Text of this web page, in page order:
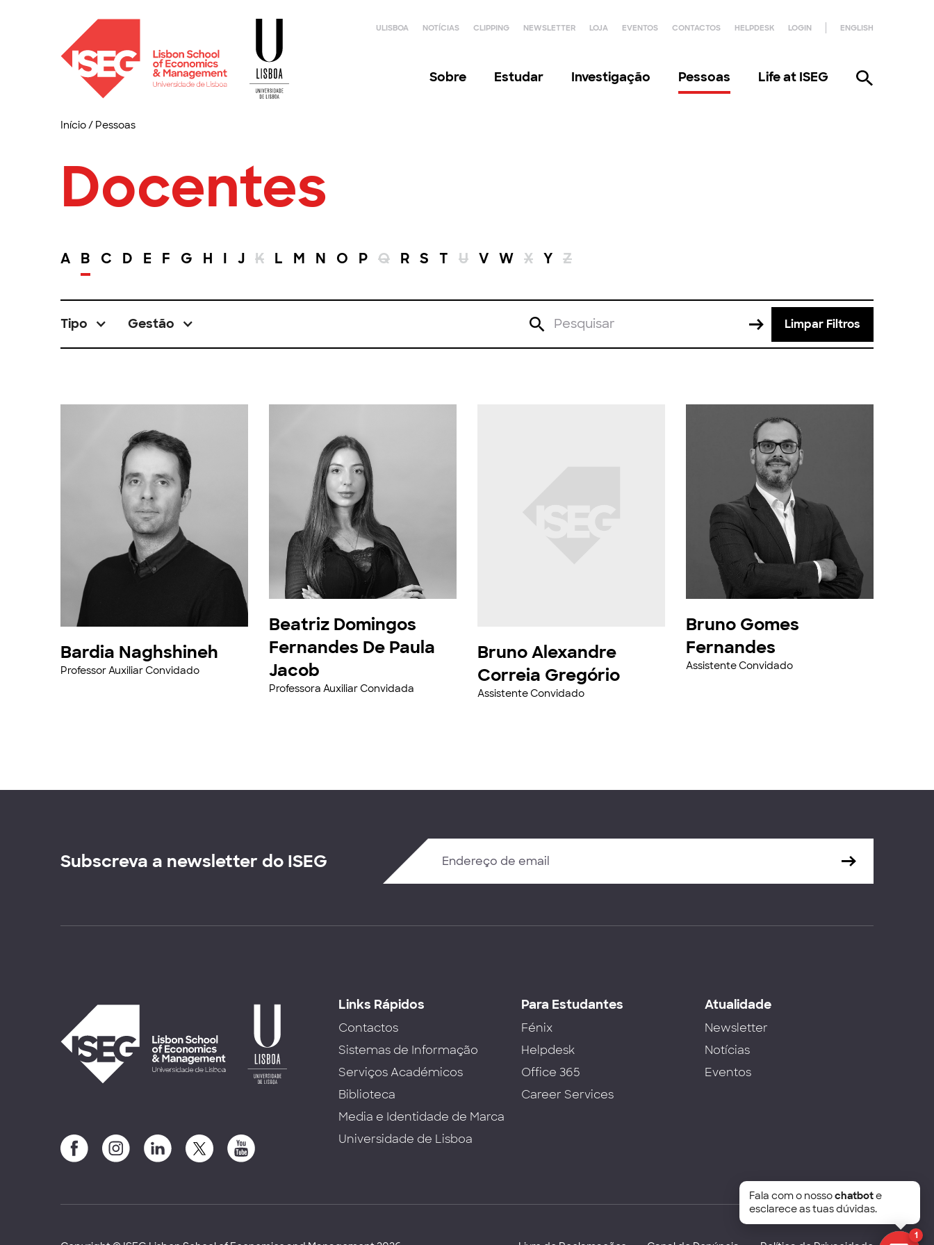
ULISBOA NOTÍCIAS CLIPPING NEWSLETTER LOJA EVENTOS CONTACTOS HELPDESK LOGIN ENGLISH
Sobre Estudar Investigação Pessoas Life at ISEG
Início/ Pessoas
Docentes
A B C D E F G H I J K L M N O P Q R S T U V W X Y Z
Tipo Gestão Limpar Filtros
Bardia Naghshineh
Professor Auxiliar Convidado
Beatriz Domingos
Fernandes De Paula
Jacob
Professora Auxiliar Convidada
Bruno Alexandre
Correia Gregório
Assistente Convidado
Bruno Gomes
Fernandes
Assistente Convidado
Subscreva a newsletter do ISEG
Links Rápidos
Contactos
Sistemas de Informação
Serviços Académicos
Biblioteca
Media e Identidade de Marca
Universidade de Lisboa
Para Estudantes
Fénix
Helpdesk
Office 365
Career Services
Atualidade
Newsletter
Notícias
Eventos
1
Fala com o nossochatbote
esclarece as tuas dúvidas.